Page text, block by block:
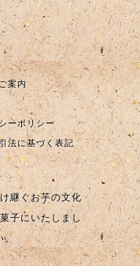
案内
ーポリシー
法に基づく表記
継ぐお芋の文化
子にいたしまし
。